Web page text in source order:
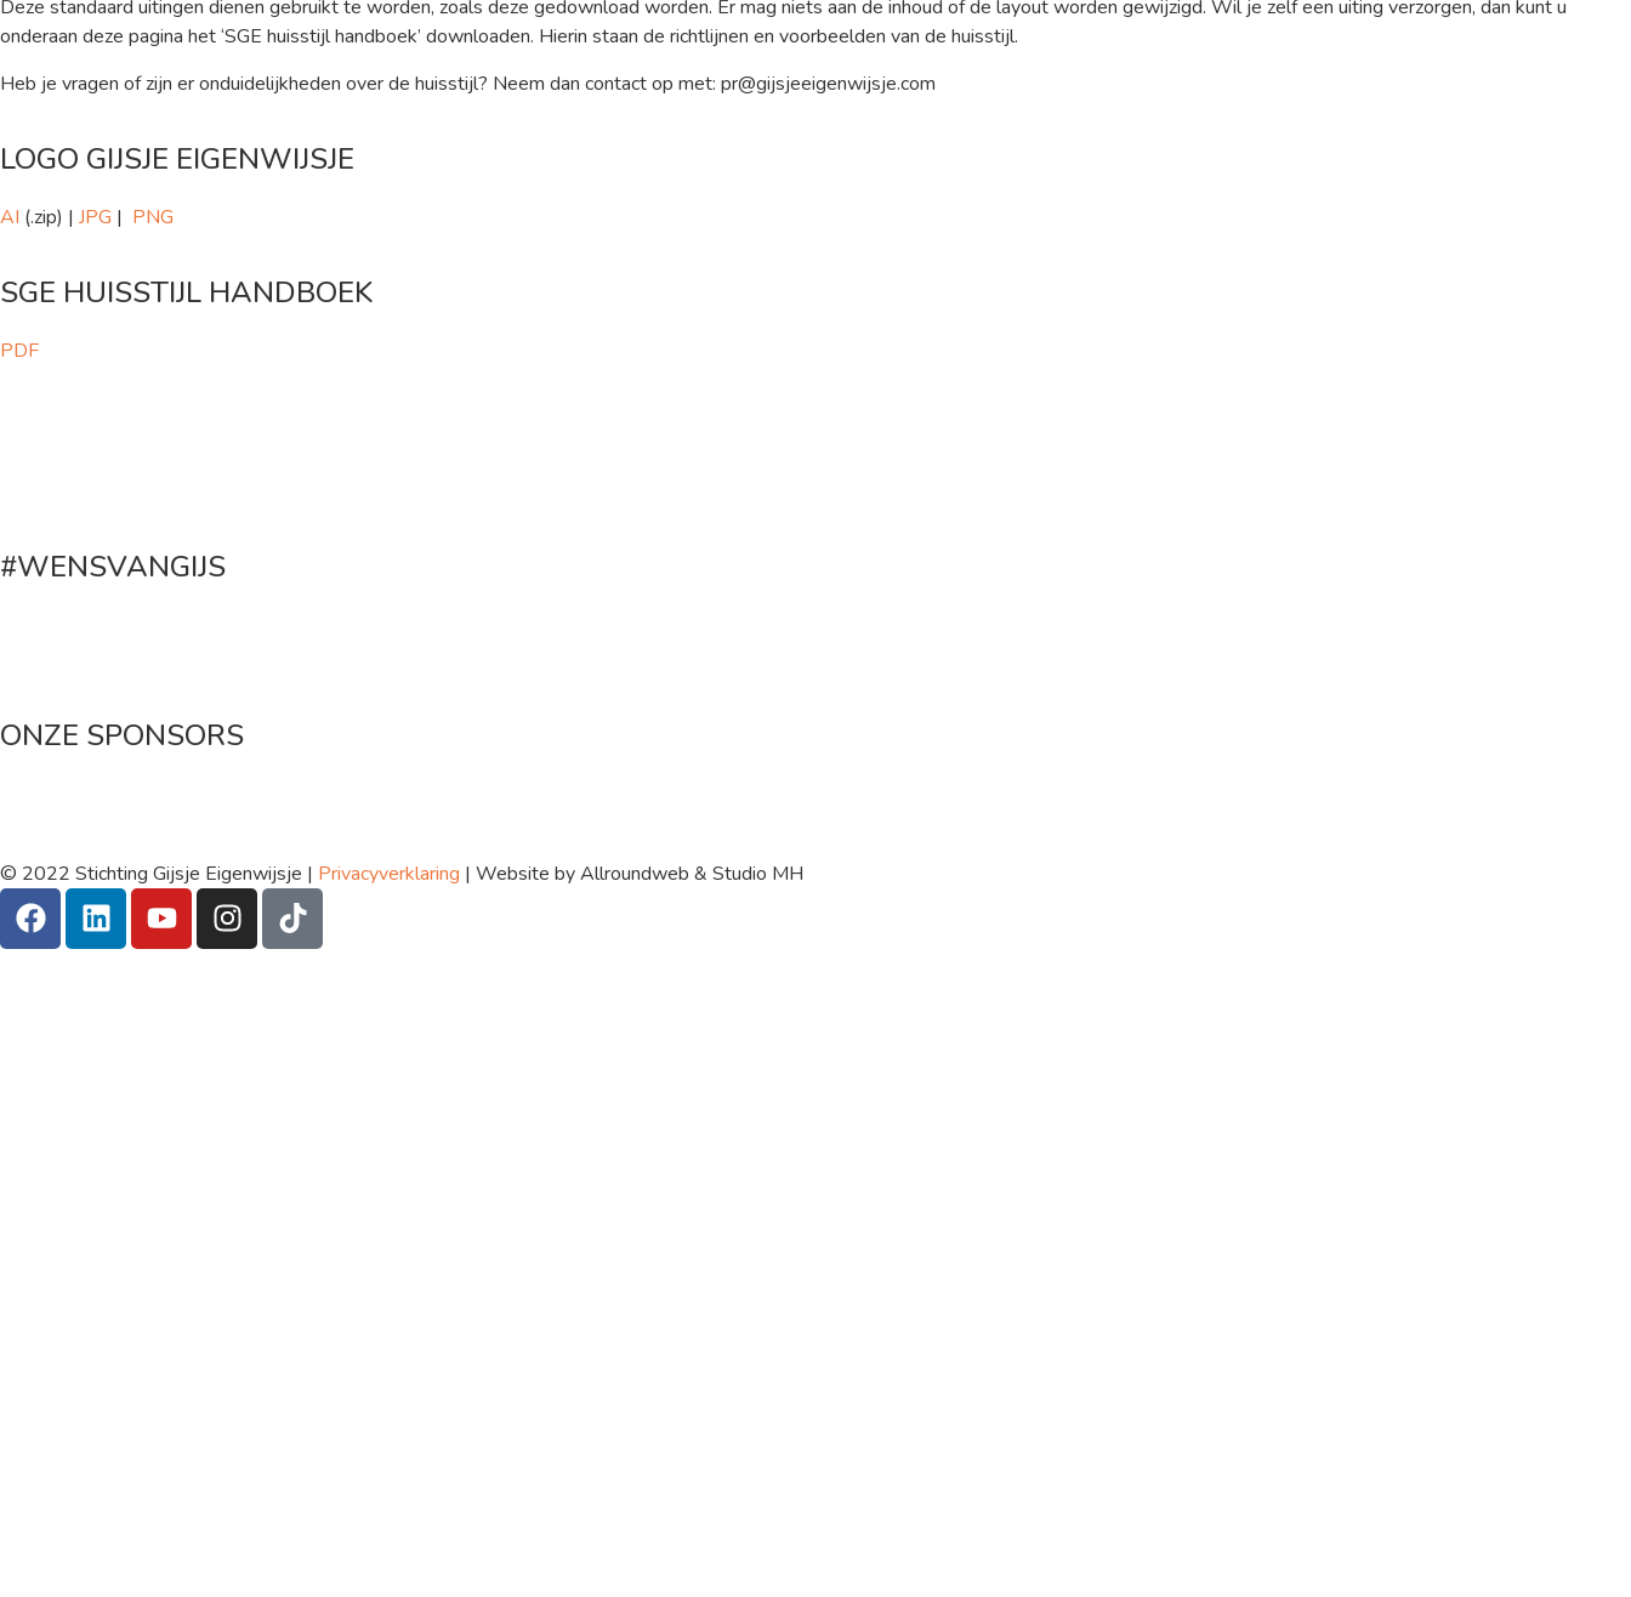
Deze standaard uitingen dienen gebruikt te worden, zoals deze gedownload worden. Er mag niets aan de inhoud of de layout worden gewijzigd. Wil je zelf een uiting verzorgen, dan kunt u
onderaan deze pagina het ‘SGE huisstijl handboek’ downloaden. Hierin staan de richtlijnen en voorbeelden van de huisstijl.
Heb je vragen of zijn er onduidelijkheden over de huisstijl? Neem dan contact op met: pr@gijsjeeigenwijsje.com
LOGO GIJSJE EIGENWIJSJE
AI (.zip) | JPG | PNG
SGE HUISSTIJL HANDBOEK
PDF
#WENSVANGIJS
ONZE SPONSORS
© 2022 Stichting Gijsje Eigenwijsje | Privacyverklaring | Website by Allroundweb & Studio MH